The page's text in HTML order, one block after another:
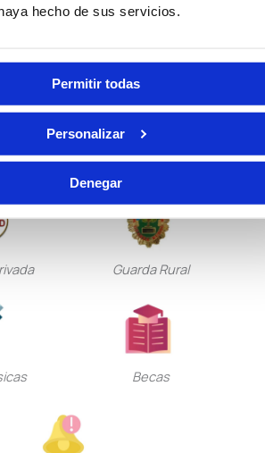
hecho de sus servicios.
Permitir todas
Personalizar
Denegar
Gestión Procesal
Guarda Rural
Becas